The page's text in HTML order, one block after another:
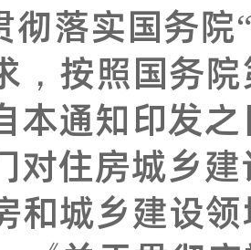
彻落实国务
，按照国务
本通知印发
对住房城乡
和城乡建设